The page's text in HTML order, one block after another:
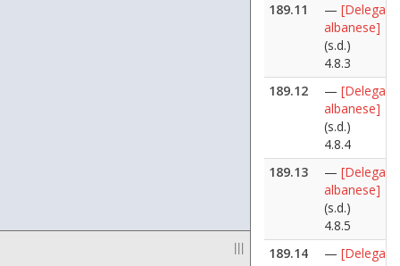
|||
189.11
—
albanese]
(s.d.)
4.8.3
189.12
—
albanese]
(s.d.)
4.8.4
189.13
—
albanese]
(s.d.)
4.8.5
189.14
—